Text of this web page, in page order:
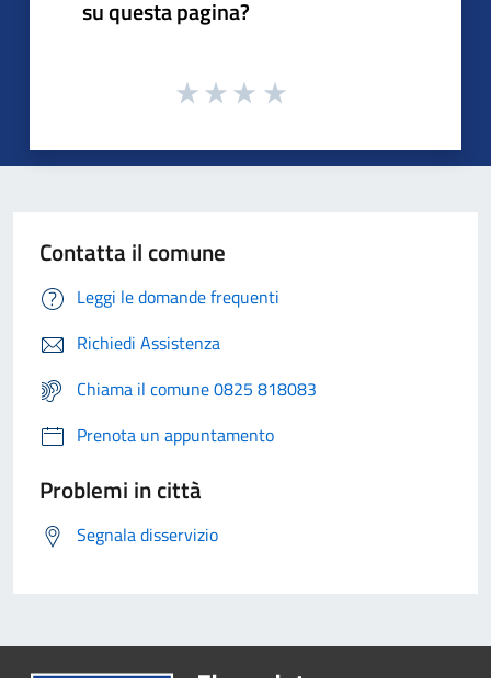
su questa pagina?
Contatta il comune
Leggi le domande frequenti
Richiedi Assistenza
Chiama il comune 0825 818083
Prenota un appuntamento
Problemi in città
Segnala disservizio